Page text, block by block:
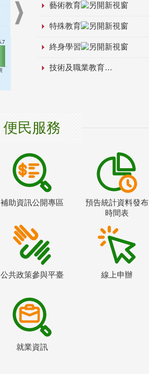
藝術教育
特殊教育
終身學習
技術及職業教育
便民服務
補助資訊公開專區
預告統計資料發布
時間表
公共政策參與平臺 線上申辦
就業資訊